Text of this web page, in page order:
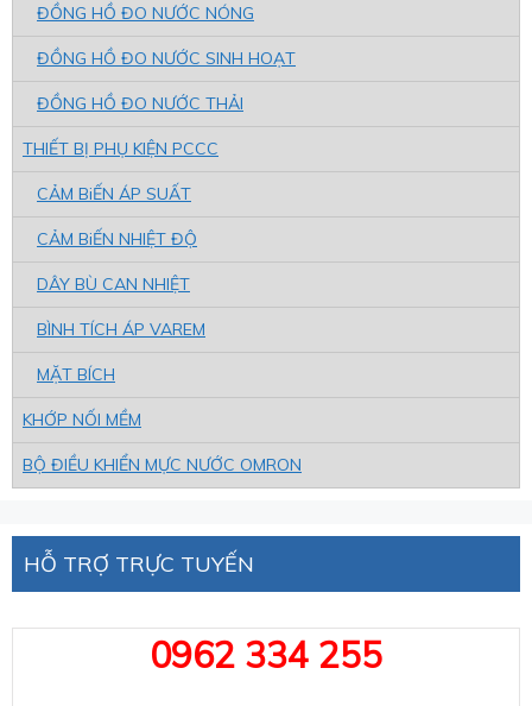
ĐỒNG HỒ ĐO NƯỚC NÓNG
ĐỒNG HỒ ĐO NƯỚC SINH HOẠT
ĐỒNG HỒ ĐO NƯỚC THẢI
THIẾT BỊ PHỤ KIỆN PCCC
CẢM BiẾN ÁP SUẤT
CẢM BiẾN NHIỆT ĐỘ
DÂY BÙ CAN NHIỆT
BÌNH TÍCH ÁP VAREM
MẶT BÍCH
KHỚP NỐI MỀM
BỘ ĐIỀU KHIỂN MỰC NƯỚC OMRON
HỖ TRỢ TRỰC TUYẾN
0962 334 255